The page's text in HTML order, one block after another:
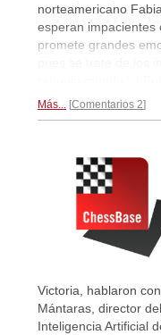
norteamericano
esperan impacientes
promete grandes
Más... Comentarios 2
Victoria, hablaron
Mántaras, director
Inteligencia Artificial